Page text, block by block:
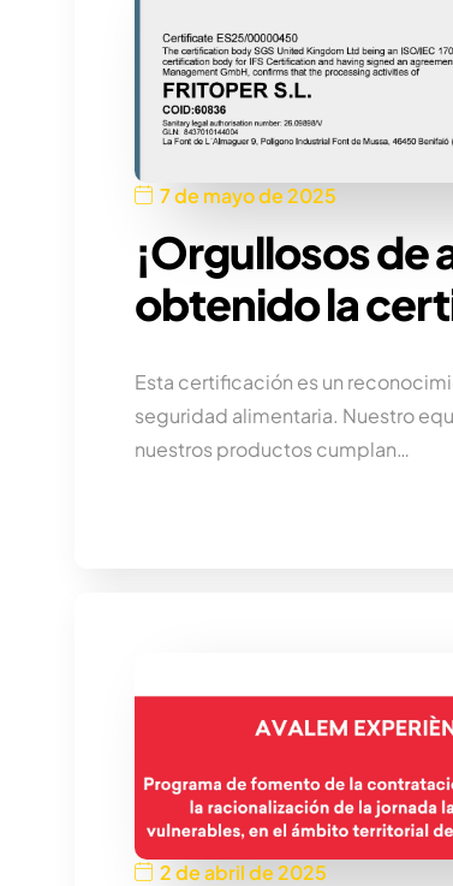
7 de mayo de 2025
¡Orgullosos de
obtenido la
Esta certificación es un
seguridad alimentaria. Nuestro
nuestros productos cumplan…
2 de abril de 2025